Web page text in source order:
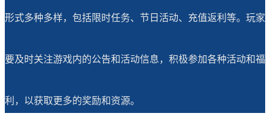
形式多种多样，包括限时任务、节日活动、充值返利等。玩家
要及时关注游戏内的公告和活动信息，积极参加各种活动和福
利，以获取更多的奖励和资源。